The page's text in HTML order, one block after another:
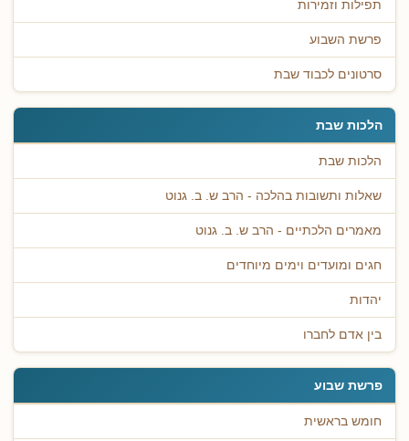
תפילות וזמירות
פרשת השבוע
סרטונים לכבוד שבת
הלכות שבת
הלכות שבת
שאלות ותשובות בהלכה - הרב ש. ב. גנוט
מאמרים הלכתיים - הרב ש. ב. גנוט
חגים ומועדים וימים מיוחדים
יהדות
בין אדם לחברו
פרשת שבוע
חומש בראשית